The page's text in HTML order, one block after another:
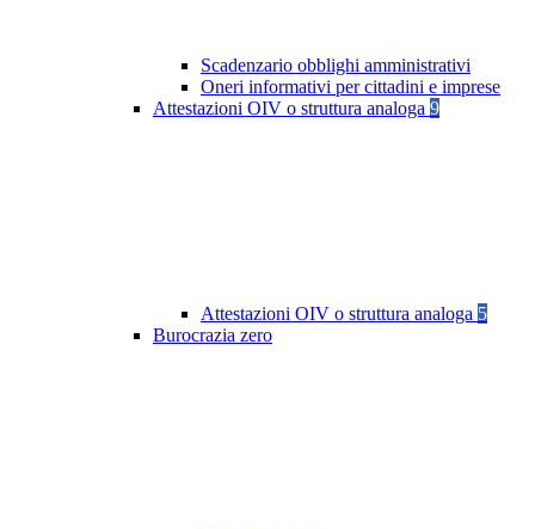
Scadenzario obblighi amministrativi
Oneri informativi per cittadini e imprese
Attestazioni OIV o struttura analoga 9
Attestazioni OIV o struttura analoga 5
Burocrazia zero